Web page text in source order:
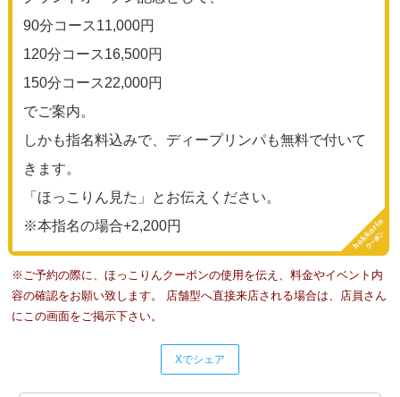
90分コース11,000円
120分コース16,500円
150分コース22,000円
でご案内。
しかも指名料込みで、ディープリンパも無料で付いて
きます。
「ほっこりん見た」とお伝えください。
※本指名の場合+2,200円
※ご予約の際に、ほっこりんクーポンの使用を伝え、料金やイベント内
容の確認をお願い致します。 店舗型へ直接来店される場合は、店員さん
にこの画面をご掲示下さい。
Xでシェア